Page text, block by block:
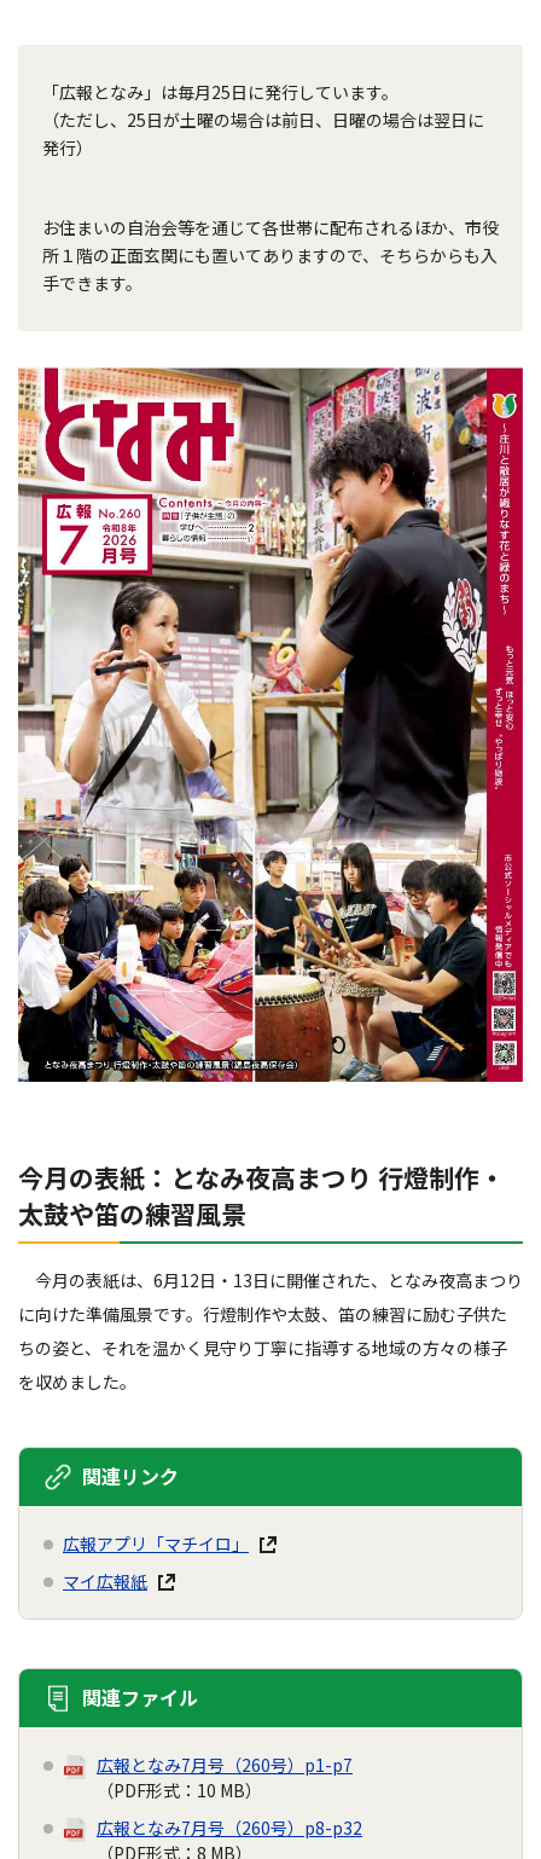
「広報となみ」は毎月25日に発行しています。
（ただし、25日が土曜の場合は前日、日曜の場合は翌日に
発行）
お住まいの自治会等を通じて各世帯に配布されるほか、市役
所１階の正面玄関にも置いてありますので、そちらからも入
手できます。
今月の表紙： となみ夜高まつり 行燈制作・
太鼓や笛の練習風景
今月の表紙は、6月12日・13日に開催された、となみ夜高まつり
に向けた準備風景です。行燈制作や太鼓、笛の練習に励む子供た
ちの姿と、それを温かく見守り丁寧に指導する地域の方々の様子
を収めました。
関連リンク
広報アプリ「マチイロ」
マイ広報紙
関連ファイル
広報となみ7月号（260号）p1-p7
（PDF形式：10 MB）
広報となみ7月号（260号）p8-p32
（PDF形式：8 MB）